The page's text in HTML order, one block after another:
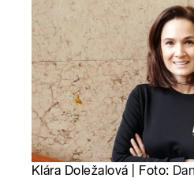
Klára Doležalová | Foto: